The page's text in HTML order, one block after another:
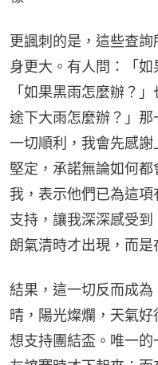
更諷刺的是，這些查
身更大。有人問：「如
「如果黑雨怎麼辦？
途下大雨怎麼辦？」
一切順利，我會先感
堅定，承諾無論如何
我，表示他們已為這
支持，讓我深深感受
朗氣清時才出現，而是
結果，這一切反而成
晴，陽光燦爛，天氣
想支持團結盃。唯一